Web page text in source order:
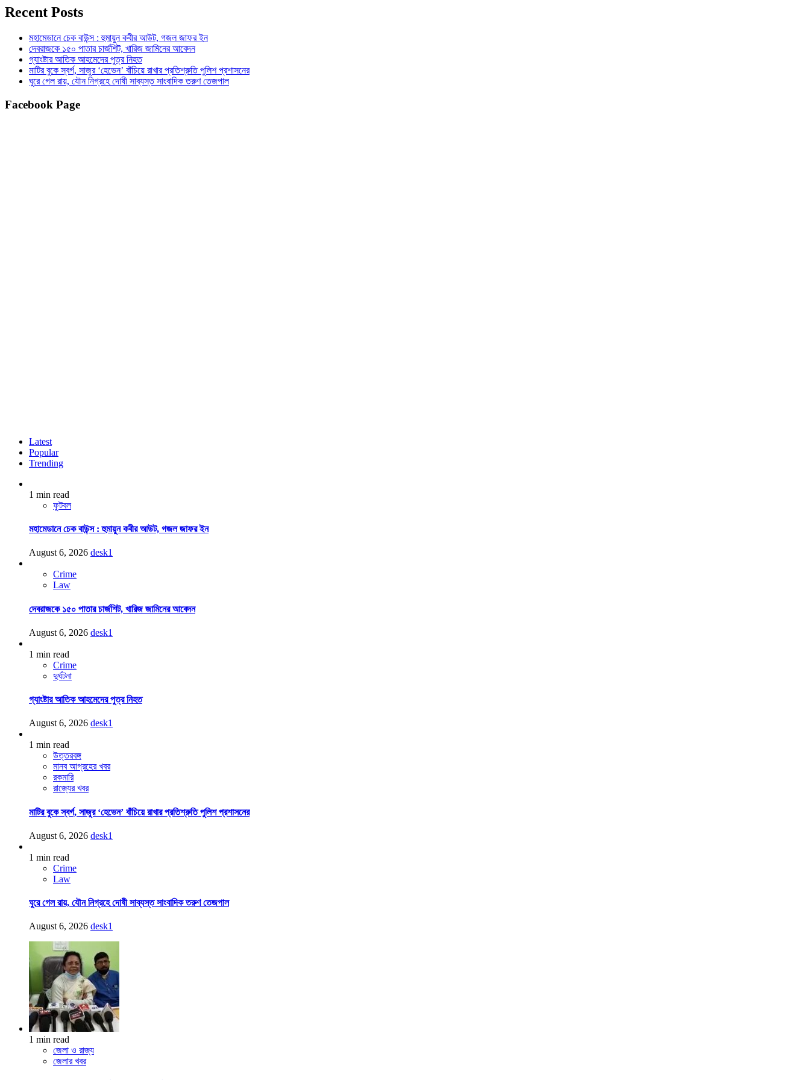
Recent Posts
মহামেডানে চেক বাউন্স : হুমায়ুন কবীর আউট, গজল জাফর ইন
দেবরাজকে ১৫০ পাতার চার্জশিট, খারিজ জামিনের আবেদন
গ্যাংষ্টার আতিক আহমেদের পুত্র নিহত
মাটির বুকে স্বর্গ, সাজুর ‘হেভেন’ বাঁচিয়ে রাখার প্রতিশ্রুতি পুলিশ প্রশাসনের
ঘুরে গেল রায়, যৌন নিগ্রহে দোষী সাব্যস্ত সাংবাদিক তরুণ তেজপাল
Facebook Page
Latest
Popular
Trending
1 min read
ফুটবল
মহামেডানে চেক বাউন্স : হুমায়ুন কবীর আউট, গজল জাফর ইন
August 6, 2026 desk1
Crime
Law
দেবরাজকে ১৫০ পাতার চার্জশিট, খারিজ জামিনের আবেদন
August 6, 2026 desk1
1 min read
Crime
দুর্ঘটনা
গ্যাংষ্টার আতিক আহমেদের পুত্র নিহত
August 6, 2026 desk1
1 min read
উত্তরবঙ্গ
মানব আগ্রহের খবর
রকমারি
রাজ্যের খবর
মাটির বুকে স্বর্গ, সাজুর ‘হেভেন’ বাঁচিয়ে রাখার প্রতিশ্রুতি পুলিশ প্রশাসনের
August 6, 2026 desk1
1 min read
Crime
Law
ঘুরে গেল রায়, যৌন নিগ্রহে দোষী সাব্যস্ত সাংবাদিক তরুণ তেজপাল
August 6, 2026 desk1
1 min read
জেলা ও রাজ্য
জেলার খবর